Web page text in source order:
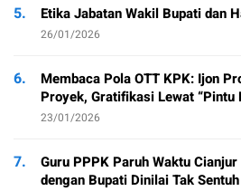
5. Etika Jabatan Wakil Bupati dan
26/01/2026
6.
Membaca Pola OTT KPK: Ijon
Proyek, Gratifikasi Lewat “Pintu
23/01/2026
7.
Guru PPPK Paruh Waktu
dengan Bupati Dinilai Tak